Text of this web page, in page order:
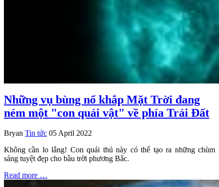
Những vụ bùng nổ khắp Mặt Trời đang
ném một "con quái vật" về phía Trái Đất
Bryan Tin tức 05 April 2022
Không cần lo lắng! Con quái thú này có thể tạo ra những chùm
sáng tuyệt đẹp cho bầu trời phương Bắc.
Read more …